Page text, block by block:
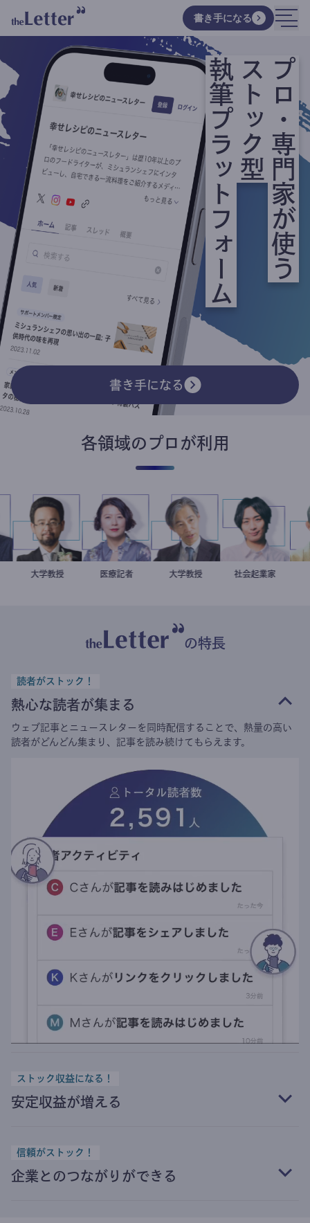
書き手になる
プロ・専門家が使う
ストック型
執筆プラットフォーム
書き手になる
各領域のプロが利用
金谷一朗
大学教授 岩永直子
医療記者 加藤忠史
大学教授 駒崎弘樹
社会起業家
の特長
読者がストック！
熱心な読者が集まる
ウェブ記事とニュースレターを同時配信することで、熱量の高い
読者がどんどん集まり、記事を読み続けてもらえます。
ストック収益になる！
安定収益が増える
信頼がストック！
企業とのつながりができる